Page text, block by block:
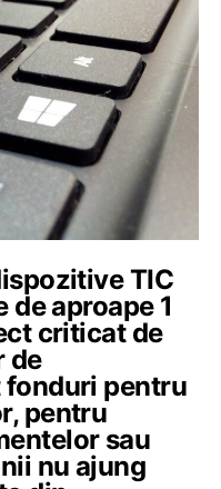
TIC
de aproape 1
criticat de
de
fonduri pentru
pentru
sau
nu ajung